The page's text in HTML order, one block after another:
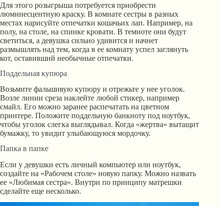
Для этого розыгрыша потребуется приобрести
люминесцентную краску. В комнате сестры в разных
местах нарисуйте отпечатки кошачьих лап. Например, на
полу, на столе, на спинке кровати. В темноте они будут
светиться, а девушка сильно удивится и начнет
размышлять над тем, когда в ее комнату успел заглянуть
кот, оставивший необычные отпечатки.
Поддельная купюра
Возьмите фальшивую купюру и отрежьте у нее уголок.
Возле линии среза наклейте любой стикер, например
смайл. Его можно заранее распечатать на цветном
принтере. Положите поддельную банкноту под ноутбук,
чтобы уголок слегка выглядывал. Когда «жертва» вытащит
бумажку, то увидит улыбающуюся мордочку.
Папка в папке
Если у девушки есть личный компьютер или ноутбук,
создайте на «Рабочем столе» новую папку. Можно назвать
ее «Любимая сестра». Внутри по принципу матрешки
сделайте еще несколько.